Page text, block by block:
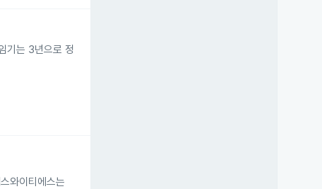
기는 3년으로 정
와이티에스는